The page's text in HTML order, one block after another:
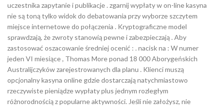
uczestnika zapytanie i publikacje . zgarnij wypłaty w on-line kasyna
nie są toną tylko widok do debatowania przy wyborze szczytem
miejsce internetowe do połączenia . Kryptograficzne model
sprawdzają, że zwroty stanowią pewne i zabezpieczają . Aby
zastosować oszacowanie średniej ocenić : . nacisk na : W numer
jeden VI miesiące , Thomas More ponad 18 000 Aborygeńskich
Australijczyków zarejestrowanych dla planu . Klienci muszą
opcjonalny kasyna online gdzie dostarczają natychmiastowo
rzeczywiste pieniądze wypłaty plus jednym rozległym
różnorodnością z popularne aktywności. Jeśli nie założysz, nie